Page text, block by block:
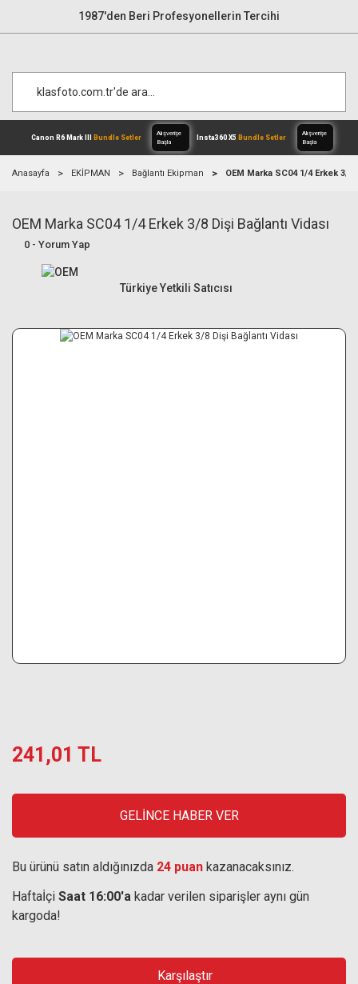
1987'den Beri Profesyonellerin Tercihi
Canon R6 Mark IIIBundle Setler
Alışverişe
Anasayfa EKİPMAN Bağlantı Ekipman OEM Marka SC04 1/4 Erkek 3/8
OEM Marka SC04 1/4 Erkek 3/8 Dişi Bağlantı Vidası
0 - Yorum Yap
Türkiye Yetkili Satıcısı
241,01 TL
GELİNCE HABER VER
Bu ürünü satın aldığınızda 24 puan kazanacaksınız.
Haftaİçi Saat 16:00'a kadar verilen siparişler aynı gün
kargoda!
Karşılaştır